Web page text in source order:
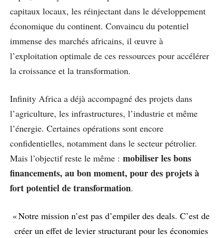
capitaux locaux, les réinjectant dans le développement
économique du continent. Convaincu du potentiel
immense des marchés africains, il œuvre à
l’exploitation optimale de ces ressources pour accélérer
la croissance et la transformation.
Infinity Africa a déjà accompagné des projets dans
l’agriculture, les infrastructures, l’industrie et même
l’énergie. Certaines opérations sont encore
confidentielles, notamment dans le secteur pétrolier.
Mais l’objectif reste le même : mobiliser les bons
financements, au bon moment, pour des projets à
fort potentiel de transformation.
« Notre mission n’est pas d’empiler des deals. C’est de
créer un effet de levier structurant pour les économies